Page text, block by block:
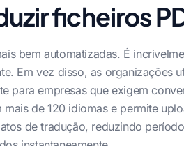
ficheiros
bem automatizadas. É
Em vez disso, as organizações
para empresas que exigem
de 120 idiomas e permite
de tradução, reduzindo